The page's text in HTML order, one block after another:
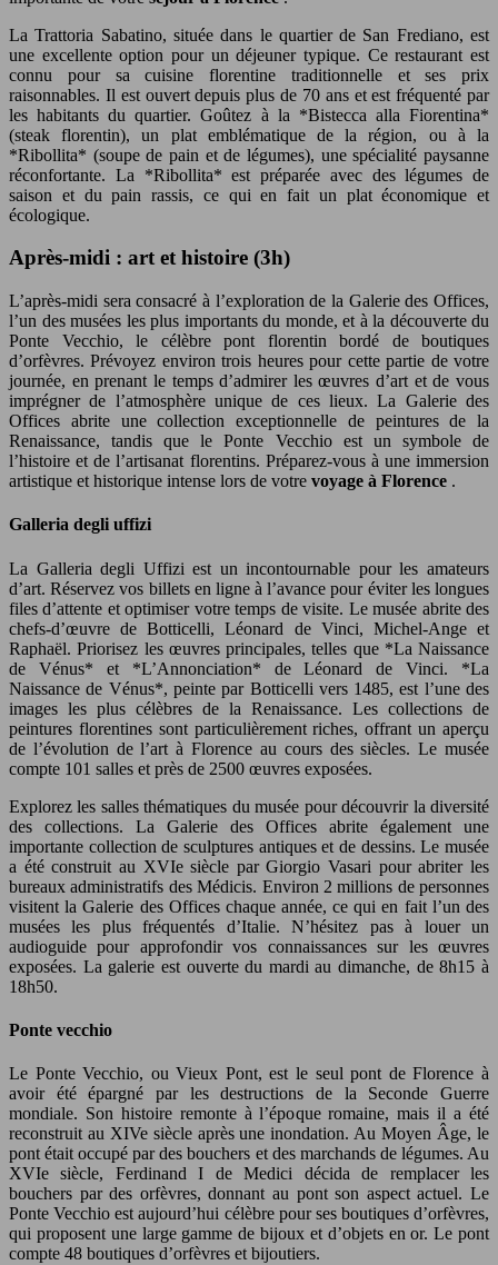
La Trattoria Sabatino, située dans le quartier de San Frediano, est
une excellente option pour un déjeuner typique. Ce restaurant est
connu pour sa cuisine florentine traditionnelle et ses prix
raisonnables. Il est ouvert depuis plus de 70 ans et est fréquenté par
les habitants du quartier. Goûtez à la *Bistecca alla Fiorentina*
(steak florentin), un plat emblématique de la région, ou à la
*Ribollita* (soupe de pain et de légumes), une spécialité paysanne
réconfortante. La *Ribollita* est préparée avec des légumes de
saison et du pain rassis, ce qui en fait un plat économique et
écologique.
Après-midi : art et histoire (3h)
L’après-midi sera consacré à l’exploration de la Galerie des Offices,
l’un des musées les plus importants du monde, et à la découverte du
Ponte Vecchio, le célèbre pont florentin bordé de boutiques
d’orfèvres. Prévoyez environ trois heures pour cette partie de votre
journée, en prenant le temps d’admirer les œuvres d’art et de vous
imprégner de l’atmosphère unique de ces lieux. La Galerie des
Offices abrite une collection exceptionnelle de peintures de la
Renaissance, tandis que le Ponte Vecchio est un symbole de
l’histoire et de l’artisanat florentins. Préparez-vous à une immersion
artistique et historique intense lors de votre voyage à Florence .
Galleria degli uffizi
La Galleria degli Uffizi est un incontournable pour les amateurs
d’art. Réservez vos billets en ligne à l’avance pour éviter les longues
files d’attente et optimiser votre temps de visite. Le musée abrite des
chefs-d’œuvre de Botticelli, Léonard de Vinci, Michel-Ange et
Raphaël. Priorisez les œuvres principales, telles que *La Naissance
de Vénus* et *L’Annonciation* de Léonard de Vinci. *La
Naissance de Vénus*, peinte par Botticelli vers 1485, est l’une des
images les plus célèbres de la Renaissance. Les collections de
peintures florentines sont particulièrement riches, offrant un aperçu
de l’évolution de l’art à Florence au cours des siècles. Le musée
compte 101 salles et près de 2500 œuvres exposées.
Explorez les salles thématiques du musée pour découvrir la diversité
des collections. La Galerie des Offices abrite également une
importante collection de sculptures antiques et de dessins. Le musée
a été construit au XVIe siècle par Giorgio Vasari pour abriter les
bureaux administratifs des Médicis. Environ 2 millions de personnes
visitent la Galerie des Offices chaque année, ce qui en fait l’un des
musées les plus fréquentés d’Italie. N’hésitez pas à louer un
audioguide pour approfondir vos connaissances sur les œuvres
exposées. La galerie est ouverte du mardi au dimanche, de 8h15 à
18h50.
Ponte vecchio
Le Ponte Vecchio, ou Vieux Pont, est le seul pont de Florence à
avoir été épargné par les destructions de la Seconde Guerre
mondiale. Son histoire remonte à l’époque romaine, mais il a été
reconstruit au XIVe siècle après une inondation. Au Moyen Âge, le
pont était occupé par des bouchers et des marchands de légumes. Au
XVIe siècle, Ferdinand I de Medici décida de remplacer les
bouchers par des orfèvres, donnant au pont son aspect actuel. Le
Ponte Vecchio est aujourd’hui célèbre pour ses boutiques d’orfèvres,
qui proposent une large gamme de bijoux et d’objets en or. Le pont
compte 48 boutiques d’orfèvres et bijoutiers.